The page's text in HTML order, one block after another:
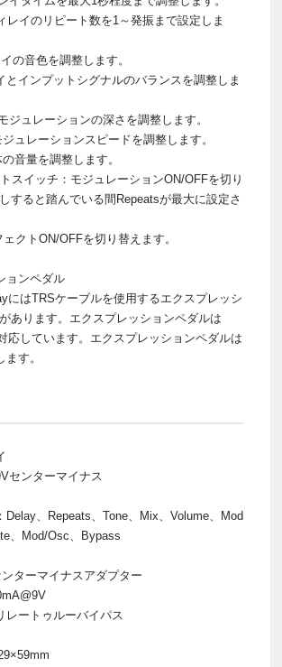
レイのリピート数を1～発振まで設定しま
の音色を調整します。
とインプットシグナルのバランスを調整しま
ジュレーションの深さを調整します。
ジュレーションスピードを調整します。
音量を調整します。
スイッチ：モジュレーションON/OFFを切り
すると踏んでいる間Repeatsが最大に設定さ
クトON/OFFを切り替えます。
ョンペダル
にはTRSケーブルを使用するエクスプレッシ
あります。エクスプレッションペダルは
応しています。エクスプレッションペダルは
す。
センターマイナス
Delay、Repeats、Tone、Mix、Volume、Mod
、Mod/Osc、Bypass
ターマイナスアダプター
レートゥルーバイパス